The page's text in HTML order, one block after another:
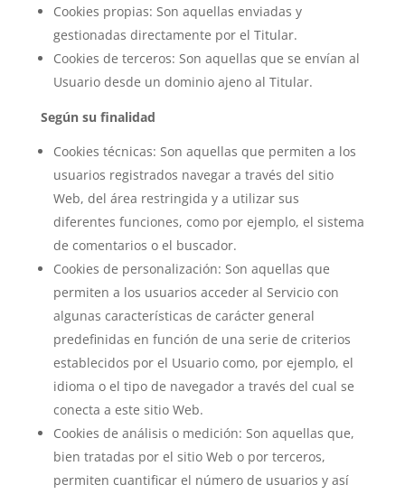
Cookies propias: Son aquellas enviadas y
gestionadas directamente por el Titular.
Cookies de terceros: Son aquellas que se envían al
Usuario desde un dominio ajeno al Titular.
Según su finalidad
Cookies técnicas: Son aquellas que permiten a los
usuarios registrados navegar a través del sitio
Web, del área restringida y a utilizar sus
diferentes funciones, como por ejemplo, el sistema
de comentarios o el buscador.
Cookies de personalización: Son aquellas que
permiten a los usuarios acceder al Servicio con
algunas características de carácter general
predefinidas en función de una serie de criterios
establecidos por el Usuario como, por ejemplo, el
idioma o el tipo de navegador a través del cual se
conecta a este sitio Web.
Cookies de análisis o medición: Son aquellas que,
bien tratadas por el sitio Web o por terceros,
permiten cuantificar el número de usuarios y así